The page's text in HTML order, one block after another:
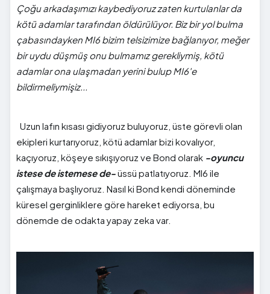
Çoğu arkadaşımızı kaybediyoruz zaten kurtulanlar da
kötü adamlar tarafından öldürülüyor. Biz bir yol bulma
çabasındayken MI6 bizim telsizimize bağlanıyor, meğer
bir uydu düşmüş onu bulmamız gerekliymiş, kötü
adamlar ona ulaşmadan yerini bulup MI6'e
bildirmeliymişiz...
Uzun lafın kısası gidiyoruz buluyoruz, üste görevli olan
ekipleri kurtarıyoruz, kötü adamlar bizi kovalıyor,
kaçıyoruz, köşeye sıkışıyoruz ve Bond olarak -oyuncu
istese de istemese de-üssü patlatıyoruz. MI6 ile
çalışmaya başlıyoruz. Nasıl ki Bond kendi döneminde
küresel gerginliklere göre hareket ediyorsa, bu
dönemde de odakta yapay zeka var.